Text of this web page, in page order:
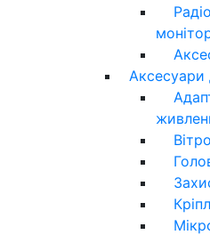
Аксесуари